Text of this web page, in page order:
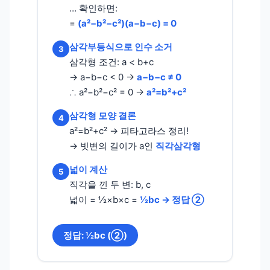
… 확인하면:
= (a²−b²−c²)(a−b−c) = 0
3
삼각부등식으로 인수 소거
삼각형 조건: a < b+c
→ a−b−c < 0 → a−b−c ≠ 0
∴ a²−b²−c² = 0 → a²=b²+c²
4 삼각형 모양 결론
a²=b²+c² → 피타고라스 정리!
→ 빗변의 길이가 a인 직각삼각형
5
넓이 계산
직각을 낀 두 변: b, c
넓이 = ½×b×c = ½bc → 정답 ②
정답: ½bc (②)